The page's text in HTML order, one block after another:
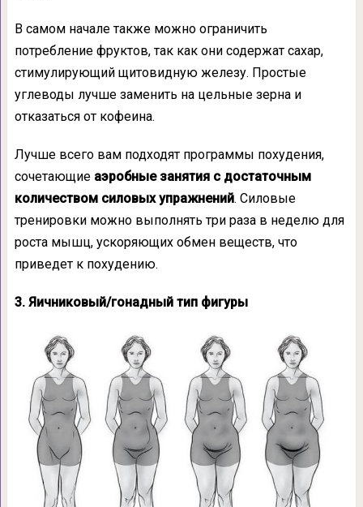
В самом начале также можно ограничить
потребление фруктов, так как они содержат сахар,
стимулирующий щитовидную железу. Простые
углеводы лучше заменить на цельные зерна и
отказаться от кофеина.
Лучше всего вам подходят программы похудения,
сочетающие аэробные занятия с достаточным
количеством силовых упражнений. Силовые
тренировки можно выполнять три раза в неделю для
роста мышц, ускоряющих обмен веществ, что
приведет к похудению.
3. Яичниковый/гонадный тип фигуры